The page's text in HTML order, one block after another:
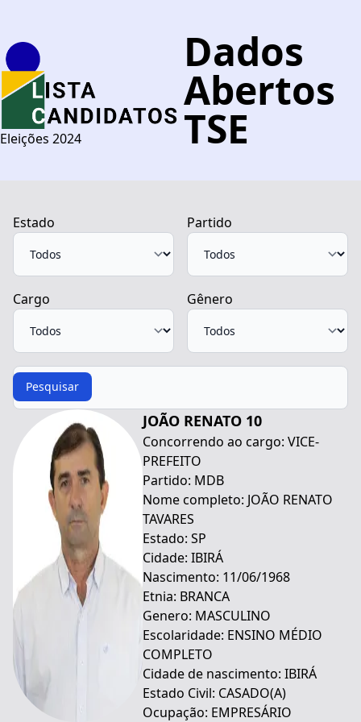
Eleições 2024
Dados
Abertos
TSE
Estado Partido
Cargo Gênero
Procurar
Pesquisar
JOÃO RENATO 10
Concorrendo ao cargo: VICE-
PREFEITO
Partido: MDB
Nome completo: JOÃO RENATO
TAVARES
Estado: SP
Cidade: IBIRÁ
Nascimento: 11/06/1968
Etnia: BRANCA
Genero: MASCULINO
Escolaridade: ENSINO MÉDIO
COMPLETO
Cidade de nascimento: IBIRÁ
Estado Civil: CASADO(A)
Ocupação: EMPRESÁRIO